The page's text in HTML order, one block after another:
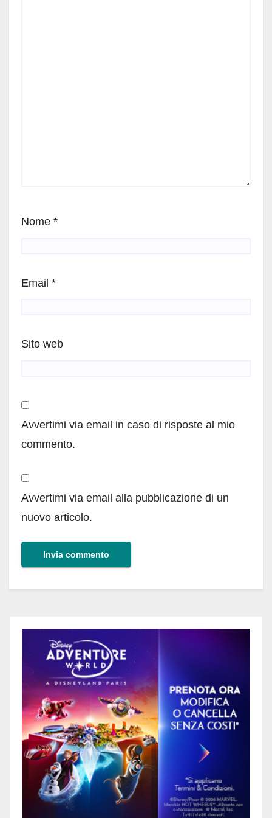
Nome *
Email *
Sito web
Avvertimi via email in caso di risposte al mio
commento.
Avvertimi via email alla pubblicazione di un
nuovo articolo.